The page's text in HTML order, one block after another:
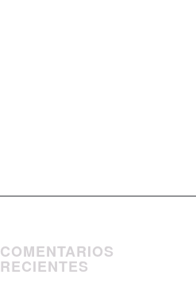
COMENTARIOS
RECIENTES